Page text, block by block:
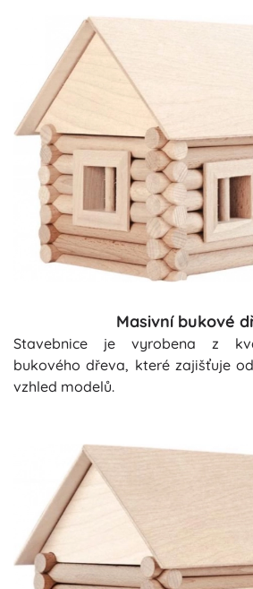
Masivní bukové
Stavebnice je vyrobena z
bukového dřeva, které zajišťuje
vzhled modelů.